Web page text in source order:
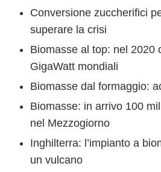
Conversione zuccherifici
superare la crisi
Biomasse al top: nel 2020
GigaWatt mondiali
Biomasse dal formaggio:
Biomasse: in arrivo 100
nel Mezzogiorno
Inghilterra: l’impianto a
un vulcano